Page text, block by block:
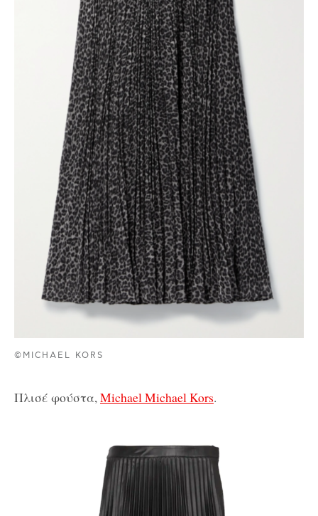
©MICHAEL KORS
Πλισέ φούστα,Michael Michael Kors.